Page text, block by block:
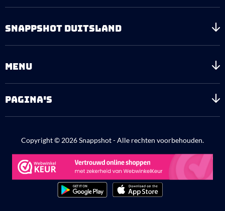
SNAPPSHOT DUITSLAND
MENU
PAGINA'S
Copyright © 2026 Snappshot - Alle rechten voorbehouden.